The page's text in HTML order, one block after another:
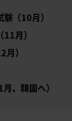
（10月）
月）
）
、韓国へ）